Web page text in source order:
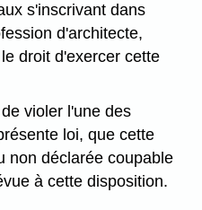
s'inscrivant dans
d'architecte,
droit d'exercer cette
violer l'une des
loi, que cette
non déclarée coupable
à cette disposition.